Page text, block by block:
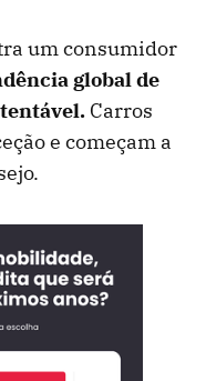
um consumidor
global de
Carros
e começam a